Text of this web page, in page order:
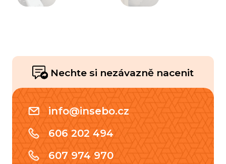
Nechte si nezávazně nacenit
info@insebo.cz
606 202 494
607 974 970